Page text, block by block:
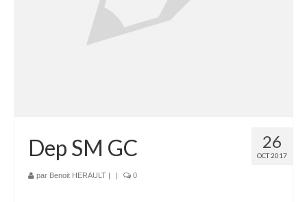
26
OCT 2017
Dep SM GC
par Benoit HERAULT | | 0